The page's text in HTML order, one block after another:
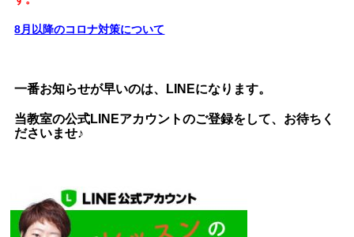
8月以降のコロナ対策について
一番お知らせが早いのは、LINEになります。
当教室の公式LINEアカウントのご登録をして、お待ちく
ださいませ♪